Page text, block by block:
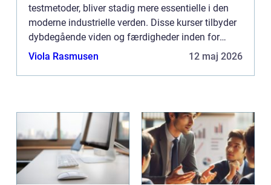
testmetoder, bliver stadig mere essentielle i den
moderne industrielle verden. Disse kurser tilbyder
dybdegående viden og færdigheder inden for
forskellige testmetoder, der ikke beskadiger de te...
Viola Rasmusen 12 maj 2026